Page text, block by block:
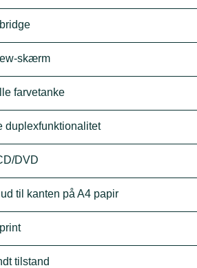
skærm
farvetanke
duplexfunktionalitet
DVD
til kanten på A4 papir
tilstand